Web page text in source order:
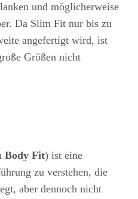
und möglicherweise
Da Slim Fit nur bis zu
angefertigt wird, ist
Größen nicht
Body Fit) ist eine
zu verstehen, die
aber dennoch nicht